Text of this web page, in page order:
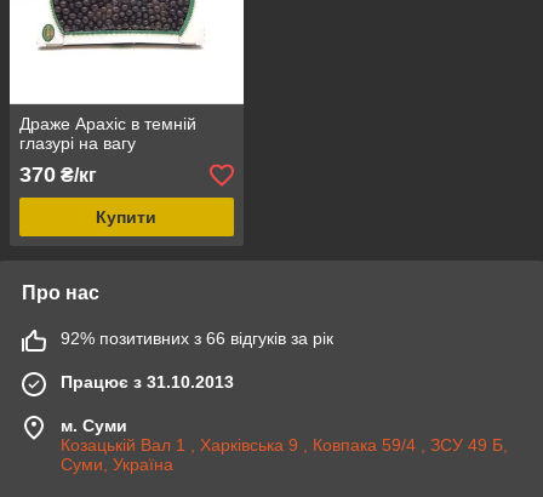
Драже Арахіс в темній
глазурі на вагу
370 ₴/кг
Купити
Про нас
92% позитивних з 66 відгуків за рік
Працює з 31.10.2013
м. Суми
Козацькій Вал 1 , Харківська 9 , Ковпака 59/4 , ЗСУ 49 Б,
Суми, Україна